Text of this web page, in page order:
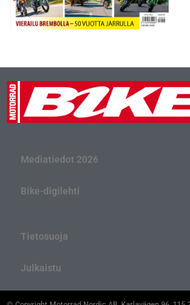
Mediatiedot 2026
Bike-digilehti
Tietosuoja
Julkaistu